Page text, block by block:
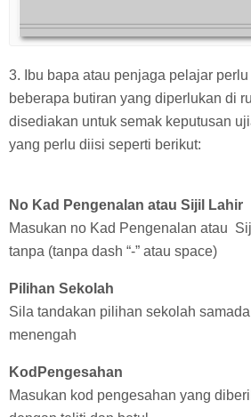
3. Ibu bapa atau penjaga pelajar
beberapa butiran yang diperlukan di
disediakan untuk semak keputusan
yang perlu diisi seperti berikut:
No Kad Pengenalan atau Sijil Lahir
Masukan no Kad Pengenalan atau
tanpa (tanpa dash “-” atau space)
Pilihan Sekolah
Sila tandakan pilihan sekolah
menengah
KodPengesahan
Masukan kod pengesahan yang